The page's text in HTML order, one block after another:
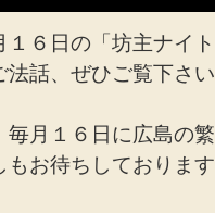
１６日の「坊主ナイ
法話、ぜひご覧下さ
毎月１６日に広島の
もお待ちしておりま